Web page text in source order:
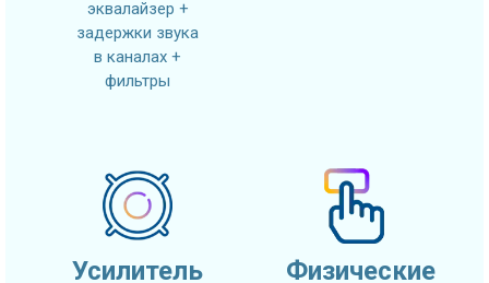
эквалайзер +
задержки звука
в каналах +
фильтры
Усилитель
Физические